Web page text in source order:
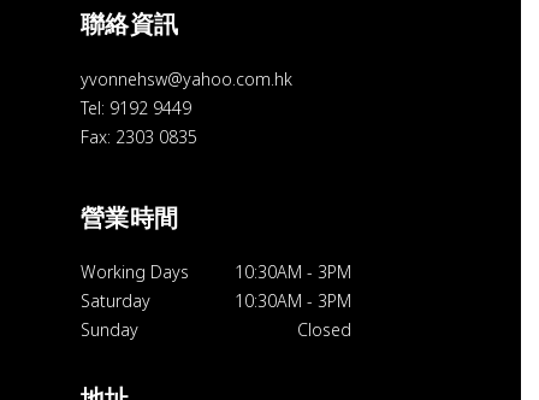
聯絡資訊
yvonnehsw@yahoo.com.hk
Tel: 9192 9449
Fax: 2303 0835
營業時間
Working Days 10:30AM - 3PM
Saturday
10:30AM - 3PM
Sunday
Closed